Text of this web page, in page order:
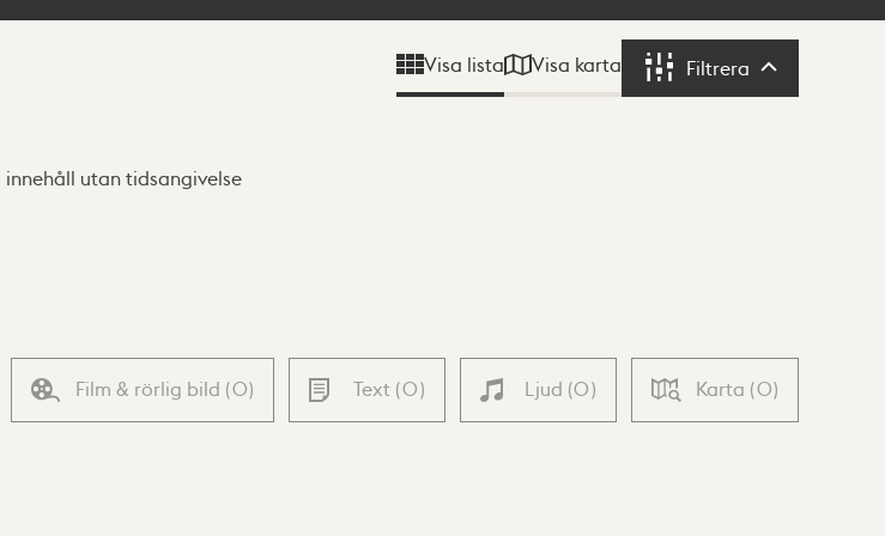
Visa lista Visa karta Filtrera Filtrera
innehåll utan tidsangivelse
Film & rörlig bild (0) Text (0) Ljud (0) Karta (0)